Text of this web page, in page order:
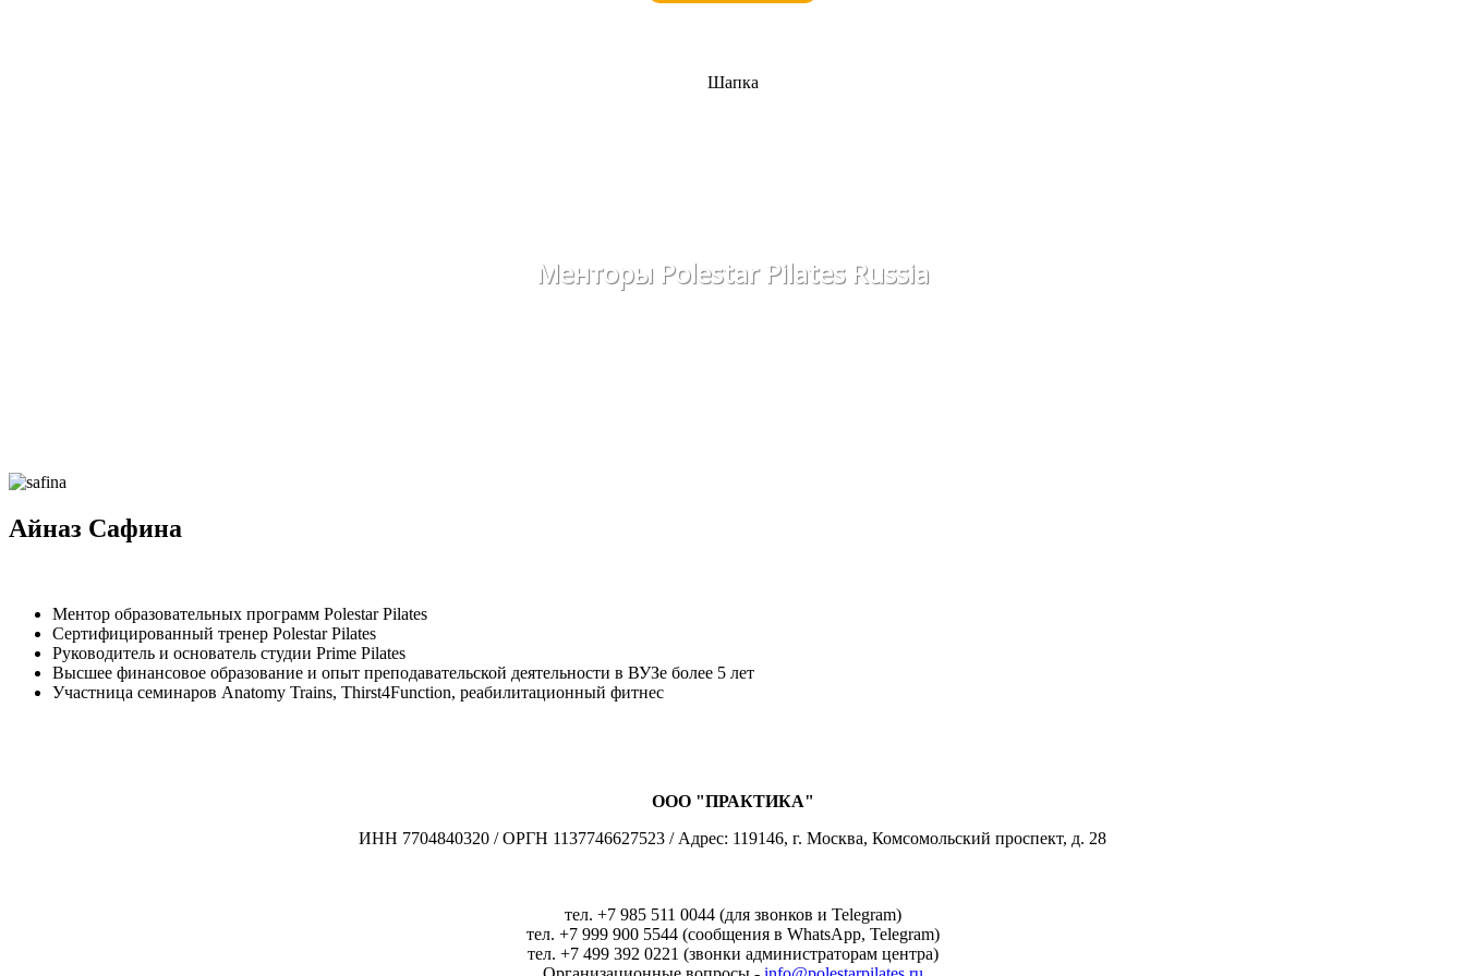
Шапка
Менторы Polestar Pilates Russia
Айназ Сафина
Ментор образовательных программ Polestar Pilates
Сертифицированный тренер Polestar Pilates
Руководитель и основатель студии Prime Pilates
Высшее финансовое образование и опыт преподавательской деятельности в ВУЗе более 5 лет
Участница семинаров Anatomy Trains, Thirst4Function, реабилитационный фитнес
ООО "ПРАКТИКА"
ИНН 7704840320 / ОРГН 1137746627523 / Адрес: 119146, г. Москва, Комсомольский проспект, д. 28
тел. +7 985 511 0044 (для звонков и Telegram)
тел. +7 999 900 5544 (сообщения в WhatsApp, Telegram)
тел. +7 499 392 0221 (звонки администраторам центра)